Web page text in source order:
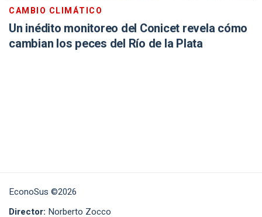
CAMBIO CLIMÁTICO
Un inédito monitoreo del Conicet revela cómo
cambian los peces del Río de la Plata
EconoSus ©2026
Director: Norberto Zocco